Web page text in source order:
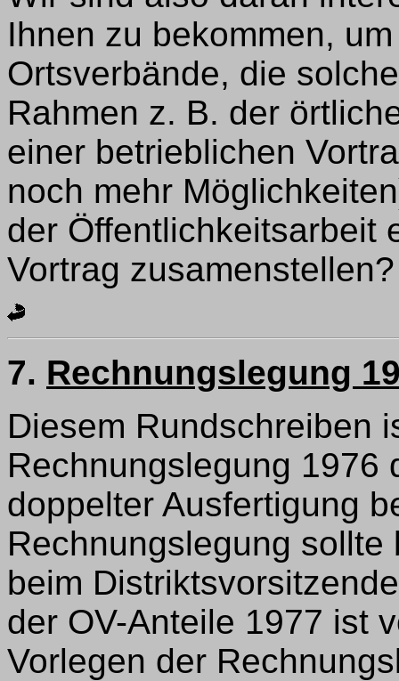
Ihnen zu bekommen,
Ortsverbände, die
Rahmen z. B. der
einer betrieblichen
noch mehr
der Öffentlichkeitsarbeit
Vortrag zusamenstellen?
7. Rechnungslegung
Diesem Rundschreiben
Rechnungslegung 1976
doppelter Ausfertigung
Rechnungslegung
beim
der OV-Anteile 1977 ist
Vorlegen der